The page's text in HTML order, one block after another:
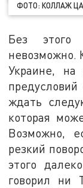
ФОТО: КОЛЛАЖ
Без этого
невозможно.
Украине, на
ждать
которая
Возможно,
резкий
этого
говорил ни